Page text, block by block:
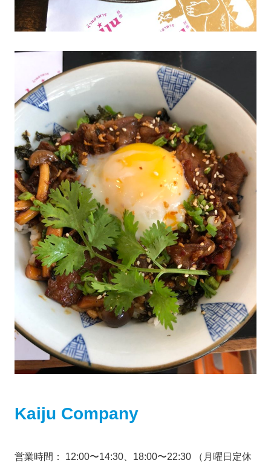
Kaiju Company
営業時間： 12:00〜14:30、18:00〜22:30 （月曜日定休